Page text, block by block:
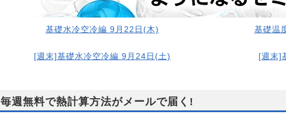
基礎水冷空冷編 9月22日(木) 基礎温
[週末]基礎水冷空冷編 9月24日(土) [週末]
毎週無料で熱計算方法がメールで届く!